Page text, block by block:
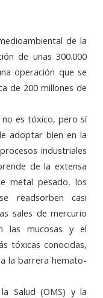
de la
de unas 300.000
operación que se
de 200 millones de
es tóxico, pero sí
adoptar bien en la
industriales
de la extensa
metal pesado, los
readsorben casi
sales de mercurio
las mucosas y el
tóxicas conocidas,
la barrera hemato-
Salud (OMS) y la